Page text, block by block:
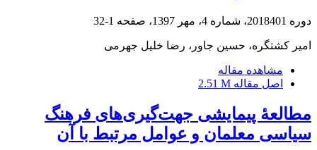
دوره 2018401، شماره 4، مهر 1397، صفحه 1-32
امیر کشتگره، حسین جاور، رضا خلیل جهرمی
مشاهده مقاله
اصل مقاله 2.51 M
مطالعۀ پیمایشی جهت‌گیری‌های فرهنگ
سیاسی معلمان و عوامل مرتبط با آن